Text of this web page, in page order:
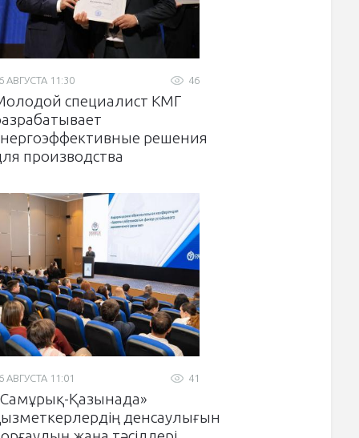
46
АВГУСТА 11:30
специалист КМГ
решения
производства
41
АВГУСТА 11:01
Қазынада»
денсаулығын